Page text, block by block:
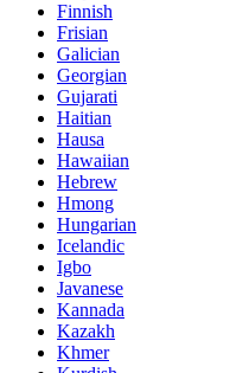
Finnish
Frisian
Galician
Georgian
Gujarati
Haitian
Hausa
Hawaiian
Hebrew
Hmong
Hungarian
Icelandic
Igbo
Javanese
Kannada
Kazakh
Khmer